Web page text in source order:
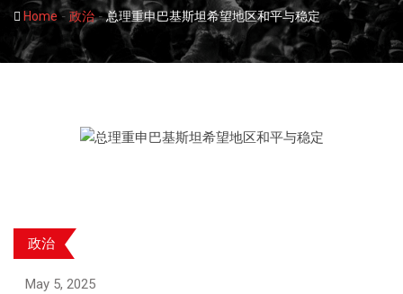
Home- 政治-总理重申巴基斯坦希望地区和平与稳定
政治
May 5, 2025